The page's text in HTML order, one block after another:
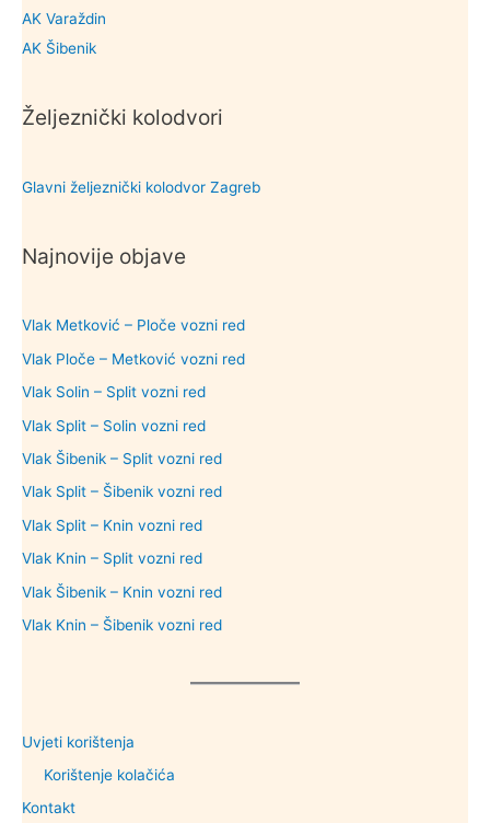
AK Varaždin
AK Šibenik
Željeznički kolodvori
Glavni željeznički kolodvor Zagreb
Najnovije objave
Vlak Metković – Ploče vozni red
Vlak Ploče – Metković vozni red
Vlak Solin – Split vozni red
Vlak Split – Solin vozni red
Vlak Šibenik – Split vozni red
Vlak Split – Šibenik vozni red
Vlak Split – Knin vozni red
Vlak Knin – Split vozni red
Vlak Šibenik – Knin vozni red
Vlak Knin – Šibenik vozni red
Uvjeti korištenja
Korištenje kolačića
Kontakt